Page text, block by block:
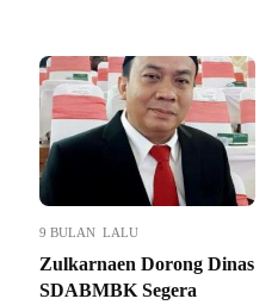
9 BULAN LALU
Zulkarnaen Dorong Dinas
SDABMBK Segera